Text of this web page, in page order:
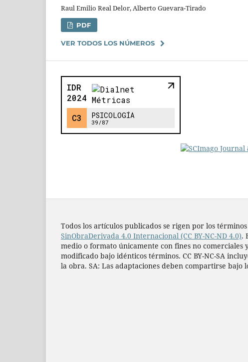
Raul Emilio Real Delor, Alberto Guevara-Tirado
PDF
VER TODOS LOS NÚMEROS
Todos los artí­culos publicados se rigen por los
SinObraDerivada 4.0 Internacional (CC BY-NC-ND 4.0).
medio o formato únicamente con fines no
modificado bajo idénticos términos. CC BY-NC-SA
la obra. SA: Las adaptaciones deben compartirse bajo